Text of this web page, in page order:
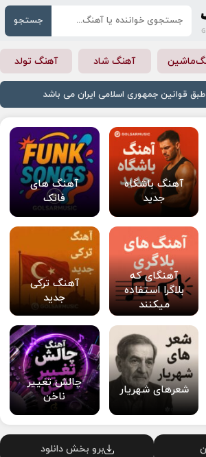
جستجو
آهنگ شاد آهنگ تولد
قوانین جمهوری اسلامی ایران می باشد
آهنگ باشگاه
جدید
آهنگ های
فانک
آهنگای که
بلاگرا استفاده
میکنند
آهنگ ترکی
جدید
شعرهای شهریار
چالش تغییر
ناخن
برو بخش دانلود